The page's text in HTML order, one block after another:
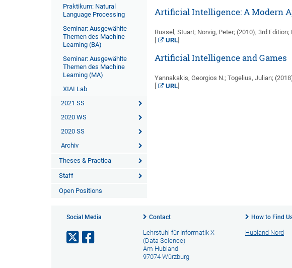
Praktikum: Natural
Language Processing
Seminar: Ausgewählte
Themen des Machine
Learning (BA)
Seminar: Ausgewählte
Themen des Machine
Learning (MA)
XtAI Lab
2021 SS
2020 WS
2020 SS
Archiv
Theses & Practica
Staff
Open Positions
Artificial Intelligence: A Modern
Russel, Stuart; Norvig, Peter; (2010), 3rd Edition;
URL]
Artificial Intelligence and Games
Yannakakis, Georgios N.; Togelius, Julian;
URL]
Social Media Contact
Lehrstuhl für Informatik X
(Data Science)
Am Hubland
97074 Würzburg
How to Find
Hubland Nord